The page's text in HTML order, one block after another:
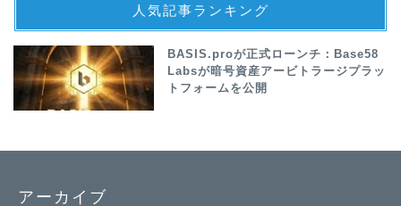
人気記事ランキング
BASIS.proが正式ローンチ：Base58
Labsが暗号資産アービトラージプラッ
トフォームを公開
アーカイブ